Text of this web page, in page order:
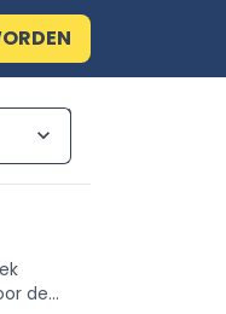
expand_more
de